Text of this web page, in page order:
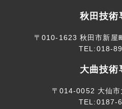
秋田技術
〒010-1623 秋田市新屋
TEL:018-
大曲技術
〒014-0052 大仙
TEL:0187-